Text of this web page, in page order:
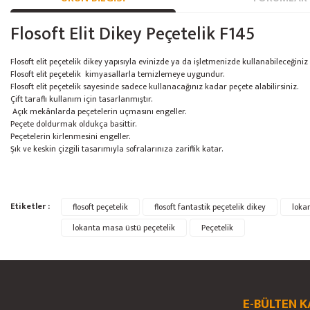
Flosoft Elit Dikey Peçetelik F145
Flosoft elit peçetelik dikey yapısıyla evinizde ya da işletmenizde
Flosoft elit peçetelik kimyasallarla temizlemeye uygundur.
Flosoft elit peçetelik sayesinde sadece kullanacağınız kadar peçete alabilirsiniz.
Çift taraflı kullanım için tasarlanmıştır.
Açık mekânlarda peçetelerin uçmasını engeller.
Peçete doldurmak oldukça basittir.
Peçetelerin kirlenmesini engeller.
Şık ve keskin çizgili tasarımıyla sofralarınıza zariflik katar.
Bu ürünün fiyat bilgisi, resim, ürün açıklamalarında ve diğer konularda
Görüş ve önerileriniz için teşekkür ederiz.
Etiketler : flosoft peçetelik flosoft fantastik peçetelik dikey
lokanta masa üstü peçetelik
Peçetelik
E-BÜLTEN